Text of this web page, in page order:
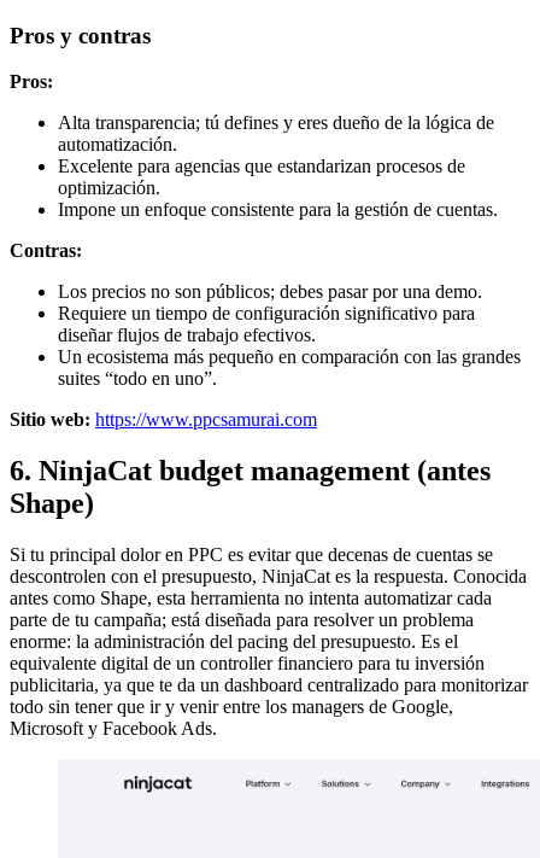
Pros y contras
Pros:
Alta transparencia; tú defines y eres dueño de la lógica de
automatización.
Excelente para agencias que estandarizan procesos de
optimización.
Impone un enfoque consistente para la gestión de cuentas.
Contras:
Los precios no son públicos; debes pasar por una demo.
Requiere un tiempo de configuración significativo para
diseñar flujos de trabajo efectivos.
Un ecosistema más pequeño en comparación con las grandes
suites “todo en uno”.
Sitio web: https://www.ppcsamurai.com
6. NinjaCat budget management (antes
Shape)
Si tu principal dolor en PPC es evitar que decenas de cuentas se
descontrolen con el presupuesto, NinjaCat es la respuesta. Conocida
antes como Shape, esta herramienta no intenta automatizar cada
parte de tu campaña; está diseñada para resolver un problema
enorme: la administración del pacing del presupuesto. Es el
equivalente digital de un controller financiero para tu inversión
publicitaria, ya que te da un dashboard centralizado para monitorizar
todo sin tener que ir y venir entre los managers de Google,
Microsoft y Facebook Ads.